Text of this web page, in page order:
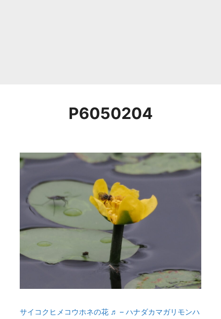
P6050204
サイコクヒメコウホネの花 ♬ – ハナダカマガリモンハ